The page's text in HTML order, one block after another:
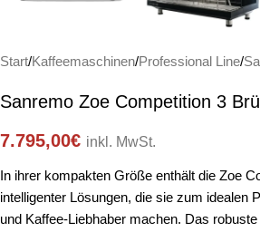
Start/Kaffeemaschinen/Professional Line/
Sanremo Zoe Competition 3
7.795,00€ inkl. MwSt.
In ihrer kompakten Größe enthält die Zoe
intelligenter Lösungen, die sie zum idealen
und Kaffee-Liebhaber machen. Das